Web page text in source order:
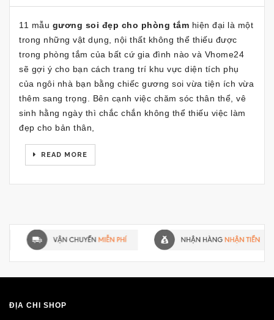
11 mẫu gương soi đẹp cho phòng tắm hiện đại là một
trong những vật dụng, nội thất không thể thiếu được
trong phòng tắm của bất cứ gia đình nào và Vhome24
sẽ gợi ý cho bạn cách trang trí khu vực diện tích phụ
của ngôi nhà bạn bằng chiếc gương soi vừa tiện ích vừa
thêm sang trọng. Bên cạnh việc chăm sóc thân thể, vê
sinh hằng ngày thì chắc chắn không thể thiếu việc làm
đẹp cho bản thân,
READ MORE
ĐỊA CHỈ SHOP